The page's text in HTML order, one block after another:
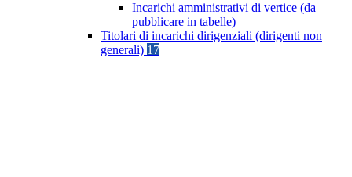
Incarichi amministrativi di vertice (da
pubblicare in tabelle)
Titolari di incarichi dirigenziali (dirigenti non
generali) 17